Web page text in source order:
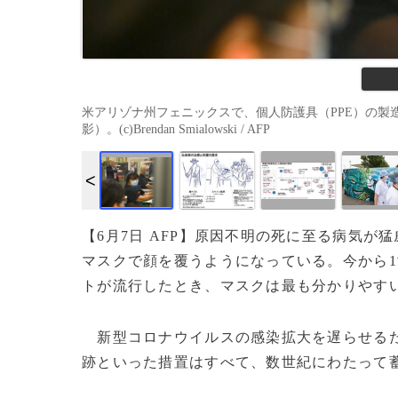
米アリゾナ州フェニックスで、個人防護具（PPE）の
影）。(c)Brendan Smialowski / AFP
【6月7日 AFP】原因不明の死に至る病気が
マスクで顔を覆うようになっている。今から
トが流行したとき、マスクは最も分かりや
新型コロナウイルスの感染拡大を遅らせる
跡といった措置はすべて、数世紀にわたっ